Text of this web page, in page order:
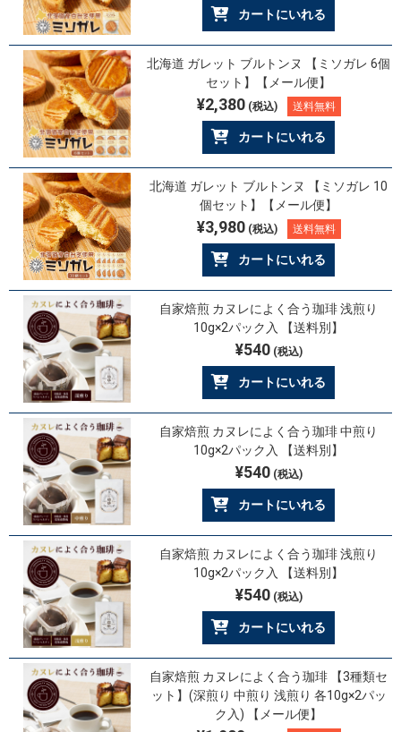
カートにいれる
北海道 ガレット ブルトンヌ 【ミソガレ 6個
セット】【メール便】
¥2,380(税込) 送料無料
カートにいれる
北海道 ガレット ブルトンヌ 【ミソガレ 10
個セット】【メール便】
¥3,980(税込) 送料無料
カートにいれる
自家焙煎 カヌレによく合う珈琲 浅煎り
10g×2パック入 【送料別】
¥540(税込)
カートにいれる
自家焙煎 カヌレによく合う珈琲 中煎り
10g×2パック入 【送料別】
¥540(税込)
カートにいれる
自家焙煎 カヌレによく合う珈琲 浅煎り
10g×2パック入 【送料別】
¥540(税込)
カートにいれる
自家焙煎 カヌレによく合う珈琲 【3種類セ
ット】(深煎り 中煎り 浅煎り 各10g×2パッ
ク入) 【メール便】